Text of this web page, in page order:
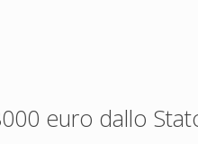
euro dallo